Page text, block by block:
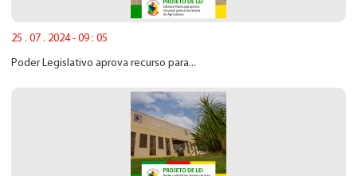
25 . 07 . 2024 - 09 : 05
Poder Legislativo aprova recurso para...